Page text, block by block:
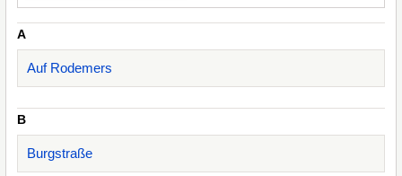
A
Auf Rodemers
B
Burgstraße